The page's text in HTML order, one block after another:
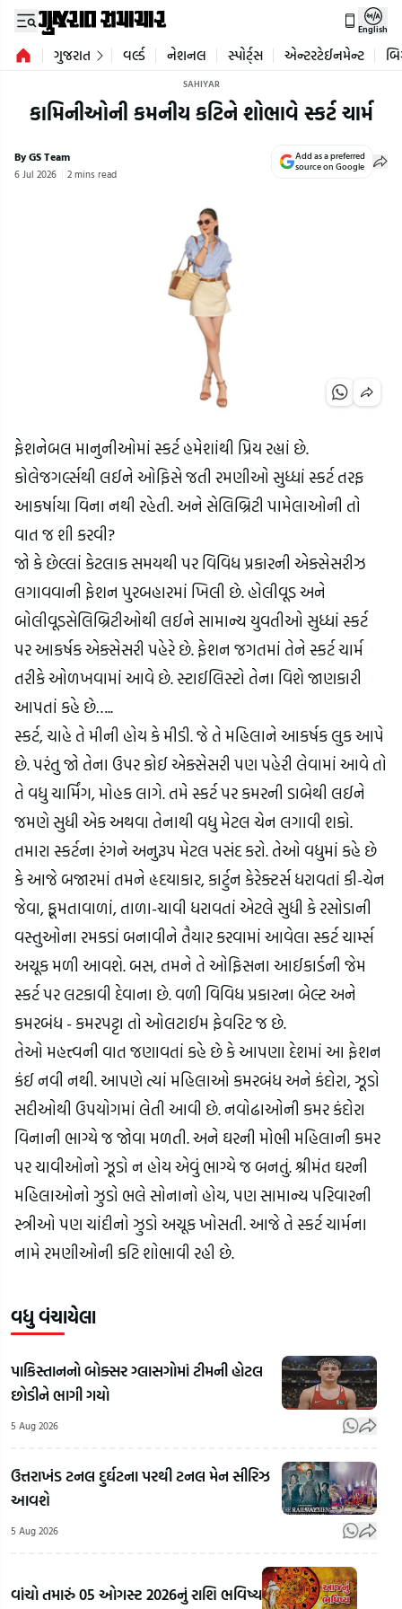
English
ગુજરાત વર્લ્ડ નેશનલ સ્પોર્ટ્સ એન્ટરટેઈનમેન્ટ
SAHIYAR
કામિનીઓની કમનીય કટિને શોભાવે સ્કર્ટ ચાર્મ
By GS Team
6 Jul 2026 2 mins read
Add as a preferred
source on Google
ફેશનેબલ માનુનીઓમાં સ્કર્ટ હમેશાંથી પ્રિય રહ્યાં છે.
કોલેજગર્લ્સથી લઈને ઓફિસે જતી રમણીઓ સુધ્ધાં સ્કર્ટ તરફ
આકર્ષાયા વિના નથી રહેતી. અને સેલિબ્રિટી પામેલાઓની તો
વાત જ શી કરવી?
જો કે છેલ્લાં કેટલાક સમયથી પર વિવિધ પ્રકારની એક્સેસરીઝ
લગાવવાની ફેશન પુરબહારમાં ખિલી છે. હોલીવૂડ અને
બોલીવૂડસેલિબ્રિટીઓથી લઈને સામાન્ય યુવતીઓ સુધ્ધાં સ્કર્ટ
પર આકર્ષક એક્સેસરી પહેરે છે. ફેશન જગતમાં તેને સ્કર્ટ ચાર્મ
તરીકે ઓળખવામાં આવે છે. સ્ટાઈલિસ્ટો તેના વિશે જાણકારી
આપતાં કહે છે…..
સ્કર્ટ, ચાહે તે મીની હોય કે મીડી. જે તે મહિલાને આકર્ષક લુક આપે
છે. પરંતુ જો તેના ઉપર કોઈ એક્સેસરી પણ પહેરી લેવામાં આવે તો
તે વધુ ચાર્મિંગ, મોહક લાગે. તમે સ્કર્ટ પર કમરની ડાબેથી લઈને
જમણે સુધી એક અથવા તેનાથી વધુ મેટલ ચેન લગાવી શકો.
તમારા સ્કર્ટના રંગને અનુરૂપ મેટલ પસંદ કરો. તેઓ વધુમાં કહે છે
કે આજે બજારમાં તમને હૃદયાકાર, કાર્ટુન કેરેક્ટર્સ ધરાવતાં કી-ચેન
જેવા, ફૂમતાવાળાં, તાળા-ચાવી ધરાવતાં એટલે સુધી કે રસોડાની
વસ્તુઓના રમકડાં બનાવીને તૈયાર કરવામાં આવેલા સ્કર્ટ ચાર્મ્સ
અચૂક મળી આવશે. બસ, તમને તે ઓફિસના આઈકાર્ડની જેમ
સ્કર્ટ પર લટકાવી દેવાના છે. વળી વિવિધ પ્રકારના બેલ્ટ અને
કમરબંધ - કમરપટ્ટા તો ઓલટાઈમ ફેવરિટ જ છે.
તેઓ મહત્ત્વની વાત જણાવતાં કહે છે કે આપણા દેશમાં આ ફેશન
કંઈ નવી નથી. આપણે ત્યાં મહિલાઓ કમરબંધ અને કંદોરા, ઝૂડો
સદીઓથી ઉપયોગમાં લેતી આવી છે. નવોઢાઓની કમર કંદોરા
વિનાની ભાગ્યે જ જોવા મળતી. અને ઘરની મોભી મહિલાની કમર
પર ચાવીઓનો ઝૂડો ન હોય એવું ભાગ્યે જ બનતું. શ્રીમંત ઘરની
મહિલાઓનો ઝુડો ભલે સોનાનો હોય, પણ સામાન્ય પરિવારની
સ્ત્રીઓ પણ ચાંદીનો ઝુડો અચૂક ખોસતી. આજે તે સ્કર્ટ ચાર્મના
નામે રમણીઓની કટિ શોભાવી રહી છે.
વધુ વંચાયેલા
પાકિસ્તાનનો બોક્સર ગ્લાસગોમાં ટીમની હોટલ
છોડીને ભાગી ગયો
5 Aug 2026
ઉત્તરાખંડ ટનલ દુર્ઘટના પરથી ટનલ મેન સીરિઝ
આવશે
5 Aug 2026
વાંચો તમારું 05 ઓગસ્ટ 2026નું રાશિ ભવિષ્ય